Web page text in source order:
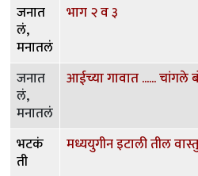
जनात
लं,
मनातलं
भाग २ व ३
जनात
लं,
मनातलं
आईच्या गावात ...... चांगले
भटकं
ती
मध्ययुगीन इटाली तील